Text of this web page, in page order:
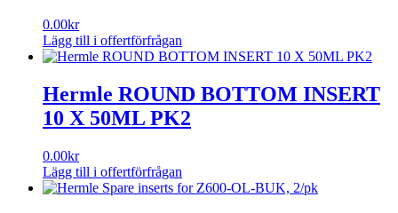
0.00kr
Lägg till i offertförfrågan
Hermle ROUND BOTTOM INSERT
10 X 50ML PK2
0.00kr
Lägg till i offertförfrågan